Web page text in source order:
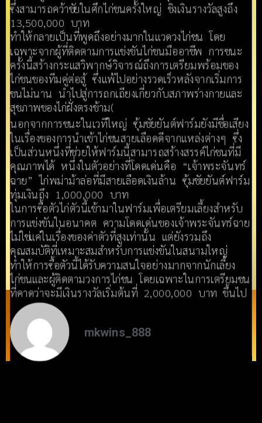
ซึ่งสามารถคว้าชัยในศึกไก่ชนครั้งใหญ่ ชิงเงินรางวัลสูงถึง
13,500,000 บาท
ทำให้กลายเป็นที่พูดถึงอย่างมากในแวดวงไก่ชน โดย
เฉพาะจากผู้ที่ติดตามการแข่งขันไก่ชนมืออาชีพ การชนะ
ครั้งนี้สร้างกระแสวิพากษ์วิจารณ์ถึงการเตรียมพร้อมของ
ไก่ชนของทีมคู่ต่อสู้ ซึ่งแพ้ไปอย่างรวดเร็วหลังจากเริ่มการ
ชนไม่นาน นำไปสู่การถกเถียงเกี่ยวกับสภาพร่างกายและ
สุขภาพของไก่ฝั่งตรงข้าม​(
นอกจากการชนะในเวทีใหญ่ ซุ้มชัยยันต์ฟาร์มยังมีชื่อเสียง
ในเรื่องของการนำเข้าไก่ชนสายเลือดดีจากแหล่งต่างๆ ซึ่ง
เป็นส่วนหนึ่งที่ช่วยให้ฟาร์มนี้สามารถสร้างสรรค์ไก่ชนที่มี
คุณภาพได้ หนึ่งในตัวอย่างที่โดดเด่นคือ “เจ้าพระจันทร์
ฉาย” ไก่พม่าม้าล่อที่มีสายเลือดเงินล้าน ซุ้มชัยยันต์ฟาร์ม
ทุ่มเงินถึง 1,000,000 บาท
ในการซื้อตัวไก่ตัวนี้เข้ามาในฟาร์มเพื่อเตรียมเลี้ยงสำหรับ
การแข่งขันในอนาคต ความโดดเด่นของเจ้าพระจันทร์ฉาย
ไม่ใช่แค่ในเรื่องของค่าตัวที่สูงเท่านั้น แต่ยังรวมถึง
คุณสมบัติที่เหมาะสมสำหรับการแข่งขันในสนามใหญ่
ทำให้การซื้อตัวนี้ได้รับความสนใจอย่างมากจากนักเลี้ยง
ไก่ชนและผู้ติดตามวงการไก่ชน โดยเฉพาะในการเตรียมชน
ที่คาดว่าจะมีเงินรางวัลเริ่มต้นที่ 2,000,000 บาท ขึ้นไป​
mkwins_888